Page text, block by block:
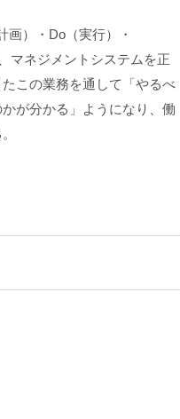
）・Do（実行）・
マネジメントシステムを正
この業務を通して「やるべ
が分かる」ようになり、働